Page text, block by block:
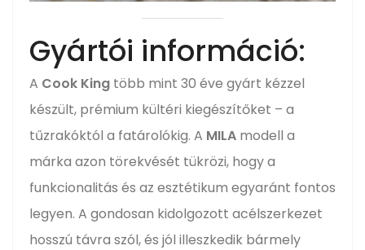
Gyártói információ:
A Cook King több mint 30 éve gyárt kézzel
készült, prémium kültéri kiegészítőket – a
tűzrakóktól a fatárolókig. A MILA modell a
márka azon törekvését tükrözi, hogy a
funkcionalitás és az esztétikum egyaránt fontos
legyen. A gondosan kidolgozott acélszerkezet
hosszú távra szól, és jól illeszkedik bármely